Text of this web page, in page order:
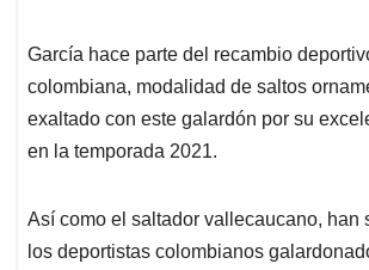
García hace parte del recambio
colombiana, modalidad de saltos
exaltado con este galardón por su
en la temporada 2021.
Así como el saltador vallecaucano, han
los deportistas colombianos